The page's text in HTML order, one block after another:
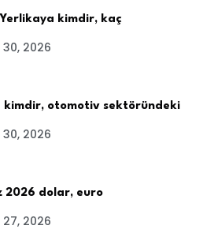
Yerlikaya kimdir, kaç
2026
kimdir, otomotiv sektöründeki
2026
2026 dolar, euro
2026